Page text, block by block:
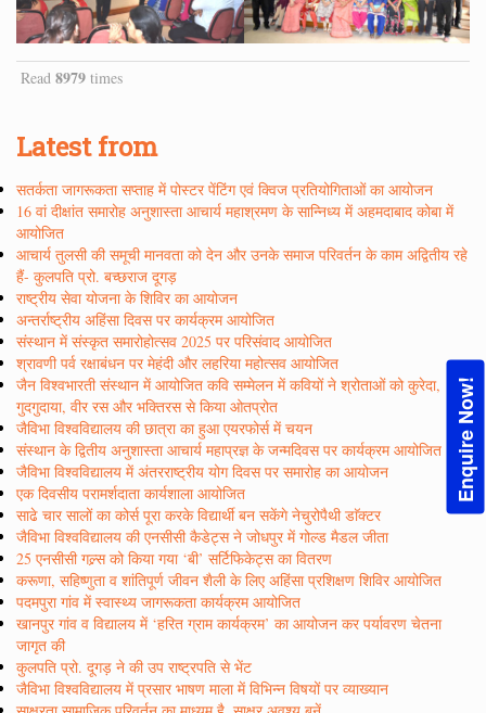
Enquire Now!
Read 8979 times
Latest from
सतर्कता जागरूकता सप्ताह में पोस्टर पेंटिंग एवं क्विज प्रतियोगिताओं का आयोजन
16 वां दीक्षांत समारोह अनुशास्ता आचार्य महाश्रमण के सान्निध्य में अहमदाबाद कोबा में
आयोजित
आचार्य तुलसी की समूची मानवता को देन और उनके समाज परिवर्तन के काम अद्वितीय रहे
हैं- कुलपति प्रो. बच्छराज दूगड़
राष्ट्रीय सेवा योजना के शिविर का आयोजन
अन्तर्राष्ट्रीय अहिंसा दिवस पर कार्यक्रम आयोजित
संस्थान में संस्कृत समारोहोत्सव 2025 पर परिसंवाद आयोजित
श्रावणी पर्व रक्षाबंधन पर मेहंदी और लहरिया महोत्सव आयोजित
जैन विश्वभारती संस्थान में आयोजित कवि सम्मेलन में कवियों ने श्रोताओं को कुरेदा,
गुदगुदाया, वीर रस और भक्तिरस से किया ओतप्रोत
जैविभा विश्वविद्यालय की छात्रा का हुआ एयरफोर्स में चयन
संस्थान के द्वितीय अनुशास्ता आचार्य महाप्रज्ञ के जन्मदिवस पर कार्यक्रम आयोजित
जैविभा विश्वविद्यालय में अंतरराष्ट्रीय योग दिवस पर समारोह का आयोजन
एक दिवसीय परामर्शदाता कार्यशाला आयोजित
साढे चार सालों का कोर्स पूरा करके विद्यार्थी बन सकेंगे नेचुरोपैथी डाॅक्टर
जैविभा विश्वविद्यालय की एनसीसी कैडेट्स ने जोधपुर में गोल्ड मैडल जीता
25 एनसीसी गल्र्स को किया गया ‘बी’ सर्टिफिकेट्स का वितरण
करूणा, सहिष्णुता व शांतिपूर्ण जीवन शैली के लिए अहिंसा प्रशिक्षण शिविर आयोजित
पदमपुरा गांव में स्वास्थ्य जागरूकता कार्यक्रम आयोजित
खानपुर गांव व विद्यालय में ‘हरित ग्राम कार्यक्रम’ का आयोजन कर पर्यावरण चेतना
जागृत की
कुलपति प्रो. दूगड़ ने की उप राष्ट्रपति से भेंट
जैविभा विश्वविद्यालय में प्रसार भाषण माला में विभिन्न विषयों पर व्याख्यान